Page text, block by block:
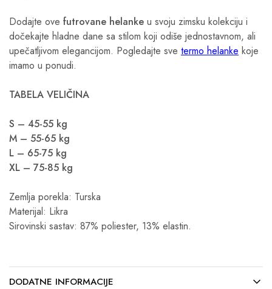
Dodajte ove futrovane helanke u svoju zimsku kolekciju i
dočekajte hladne dane sa stilom koji odiše jednostavnom, ali
upečatljivom elegancijom. Pogledajte sve termo helanke koje
imamo u ponudi.
TABELA VELIČINA
S – 45-55 kg
M – 55-65 kg
L – 65-75 kg
XL – 75-85 kg
Zemlja porekla: Turska
Materijal: Likra
Sirovinski sastav: 87% poliester, 13% elastin.
DODATNE INFORMACIJE